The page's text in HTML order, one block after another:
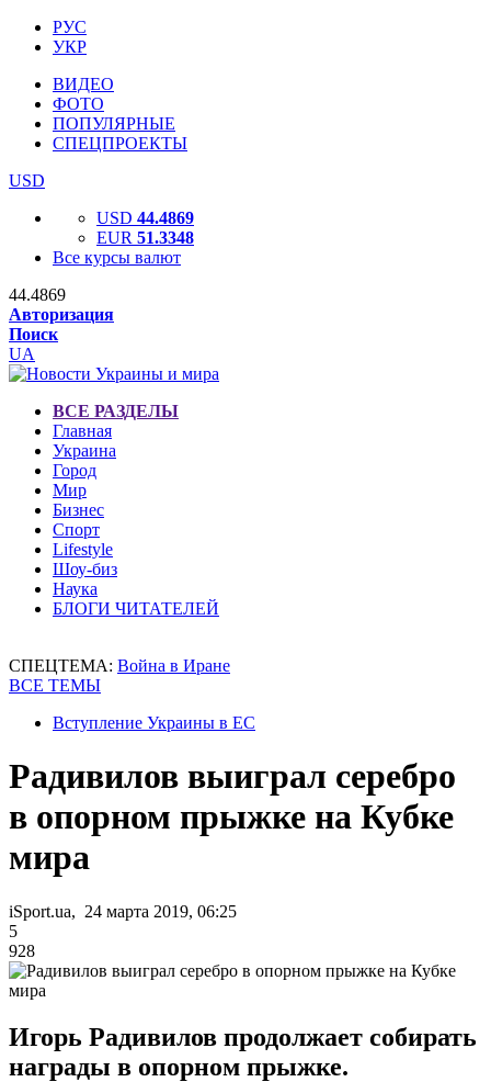
РУС
УКР
ВИДЕО
ФОТО
ПОПУЛЯРНЫЕ
СПЕЦПРОЕКТЫ
USD
USD 44.4869
EUR 51.3348
Все курсы валют
44.4869
Авторизация
Поиск
UA
ВСЕ РАЗДЕЛЫ
Главная
Украина
Город
Мир
Бизнес
Спорт
Lifestyle
Шоу-биз
Наука
БЛОГИ ЧИТАТЕЛЕЙ
СПЕЦТЕМА: Война в Иране
ВСЕ ТЕМЫ
Вступление Украины в ЕС
Радивилов выиграл серебро
в опорном прыжке на Кубке
мира
iSport.ua, 24 марта 2019, 06:25
5
928
Игорь Радивилов продолжает собирать
награды в опорном прыжке.